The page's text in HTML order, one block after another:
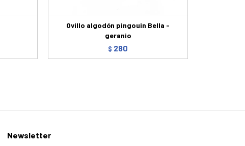
Ovillo algodón pingouin Bella -
geranio
$ 280
Newsletter